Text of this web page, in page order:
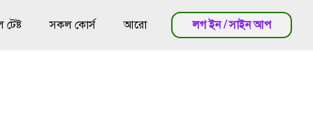
সকল কোর্স আরো লগ ইন / সাইন আপ